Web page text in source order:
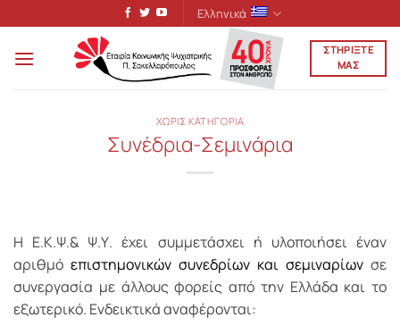
στο
περιεχόμενο
Ελληνικά
ΣΤΗΡΙΞΤΕ
ΜΑΣ
ΧΩΡΙΣ ΚΑΤΗΓΟΡΙΑ
Συνέδρια-Σεμινάρια
H Ε.Κ.Ψ.& Ψ.Υ. έχει συμμετάσχει ή υλοποιήσει έναν
αριθμό επιστημονικών συνεδρίων και σεμιναρίων σε
συνεργασία με άλλους φορείς από την Ελλάδα και το
εξωτερικό. Ενδεικτικά αναφέρονται: